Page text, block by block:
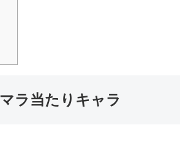
ラ当たりキャラ